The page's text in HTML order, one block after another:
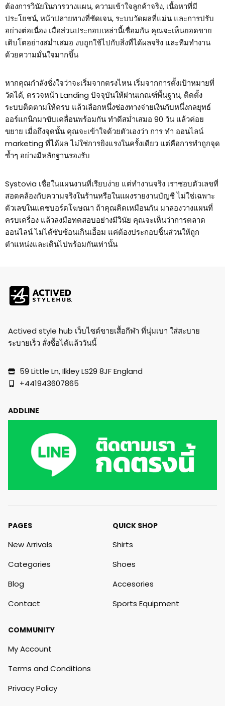
ต้องการวินัยในการวางแผน, ความเข้าใจลูกค้าจริง, เนื้อหาที่มี
ประโยชน์, หน้าปลายทางที่ชัดเจน, ระบบวัดผลที่แม่น และการปรับ
อย่างต่อเนื่อง เมื่อส่วนประกอบเหล่านี้เชื่อมกัน คุณจะเห็นยอดขาย
เติบโตอย่างสม่ำเสมอ งบถูกใช้ไปกับสิ่งที่ได้ผลจริง และทีมทำงาน
ด้วยความมั่นใจมากขึ้น
หากคุณกำลังชั่งใจว่าจะเริ่มจากตรงไหน เริ่มจากการตั้งเป้าหมายที่
วัดได้, ตรวจหน้า Landing ปัจจุบันให้ผ่านเกณฑ์พื้นฐาน, ติดตั้ง
ระบบติดตามให้ครบ แล้วเลือกหนึ่งช่องทางจ่ายเงินกับหนึ่งกลยุทธ์
ออร์แกนิกมาขับเคลื่อนพร้อมกัน ทำดีสม่ำเสมอ 90 วัน แล้วค่อย
ขยาย เมื่อถึงจุดนั้น คุณจะเข้าใจด้วยตัวเองว่า การ ทํา ออนไลน์
marketing ที่ได้ผล ไม่ใช่การยิงแรงในครั้งเดียว แต่คือการทำถูกจุด
ซ้ำๆ อย่างมีหลักฐานรองรับ
Systovia เชื่อในแผนงานที่เรียบง่าย แต่ทำงานจริง เราชอบตัวเลขที่
สอดคล้องกับความจริงในร้านหรือในแผงรายงานบัญชี ไม่ใช่เฉพาะ
ตัวเลขในแดชบอร์ดโฆษณา ถ้าคุณคิดเหมือนกัน มาลองวางแผนที่
ครบเครื่อง แล้วลงมือทดสอบอย่างมีวินัย คุณจะเห็นว่าการตลาด
ออนไลน์ ไม่ได้ซับซ้อนเกินเอื้อม แค่ต้องประกอบชิ้นส่วนให้ถูก
ตำแหน่งและเดินไปพร้อมกันเท่านั้น
Actived style hub เว็บไซต์ขายเสื้อกีฬา ที่นุ่มเบา ใส่สะบาย
ระบายเร็ว สั่งซื้อได้แล้ววันนี้
59 Little Ln, Ilkley LS29 8JF England
+441943607865
ADDLINE
PAGES
New Arrivals
Categories
Blog
Contact
QUICK SHOP
Shirts
Shoes
Accesories
Sports Equipment
COMMUNITY
My Account
Terms and Conditions
Privacy Policy